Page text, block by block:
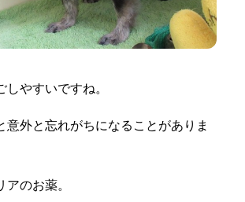
やすいですね。
意外と忘れがちになることがありま
のお薬。